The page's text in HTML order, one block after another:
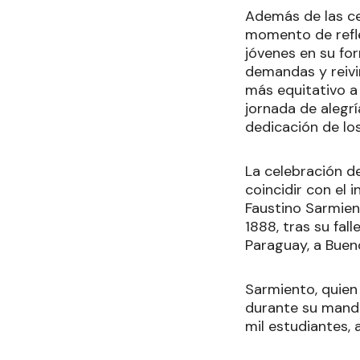
Además de las
momento de
jóvenes en su
demandas y
más equitativo
jornada de
dedicación de
La celebración
coincidir con el
Faustino
1888, tras su
Paraguay, a
Sarmiento,
durante su
mil estudiantes,